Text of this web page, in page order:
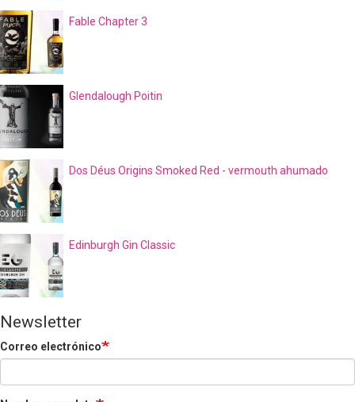
Fable Chapter 3
Glendalough Poitin
Dos Déus Origins Smoked Red - vermouth ahumado
Edinburgh Gin Classic
Newsletter
Correo electrónico